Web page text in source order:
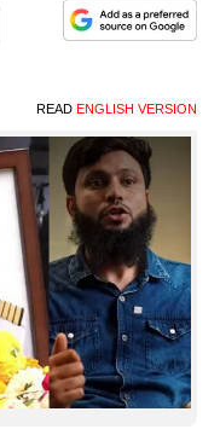
READ ENGLISH VERSION